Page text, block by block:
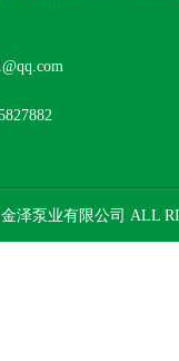
泽泵业有限公司 ALL